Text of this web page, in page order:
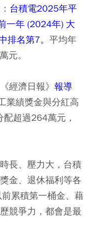
台積電2025年平
一年 (2024年) 大
排名第7。 平均年
元。
經濟日報》 報導
業績獎金與分紅高
超過264萬元，
長、壓力大，台積
金、退休福利等各
累積第一桶金、藉
競爭力，都會是最